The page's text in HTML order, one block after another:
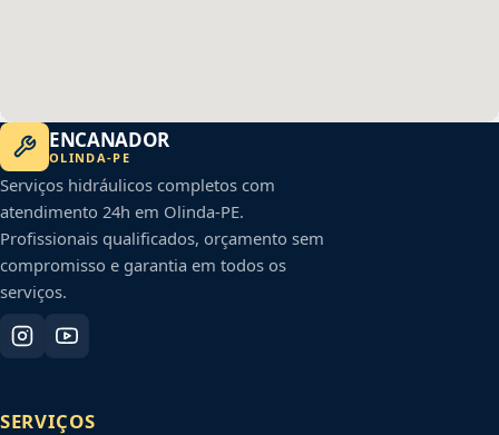
ENCANADOR
OLINDA-PE
Serviços hidráulicos completos com
atendimento 24h em Olinda-PE.
Profissionais qualificados, orçamento sem
compromisso e garantia em todos os
serviços.
SERVIÇOS